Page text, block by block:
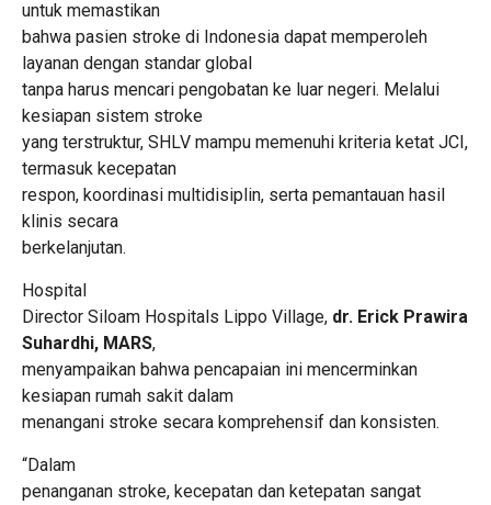
untuk memastikan
bahwa pasien stroke di Indonesia dapat memperoleh
layanan dengan standar global
tanpa harus mencari pengobatan ke luar negeri. Melalui
kesiapan sistem stroke
yang terstruktur, SHLV mampu memenuhi kriteria ketat JCI,
termasuk kecepatan
respon, koordinasi multidisiplin, serta pemantauan hasil
klinis secara
berkelanjutan.
Hospital
Director Siloam Hospitals Lippo Village, dr. Erick Prawira
Suhardhi, MARS,
menyampaikan bahwa pencapaian ini mencerminkan
kesiapan rumah sakit dalam
menangani stroke secara komprehensif dan konsisten.
“Dalam
penanganan stroke, kecepatan dan ketepatan sangat